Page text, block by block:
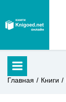
Главная Книги